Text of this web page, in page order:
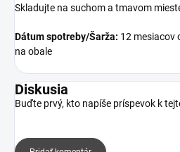
Skladujte na suchom a tmavom
Dátum spotreby/Šarža: 12 mesiacov
na obale
Diskusia
Buďte prvý, kto napíše príspevok k